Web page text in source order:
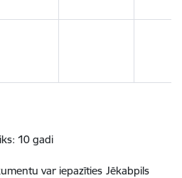
10 gadi
var iepazīties Jēkabpils